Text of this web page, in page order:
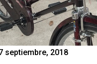
septiembre, 2018